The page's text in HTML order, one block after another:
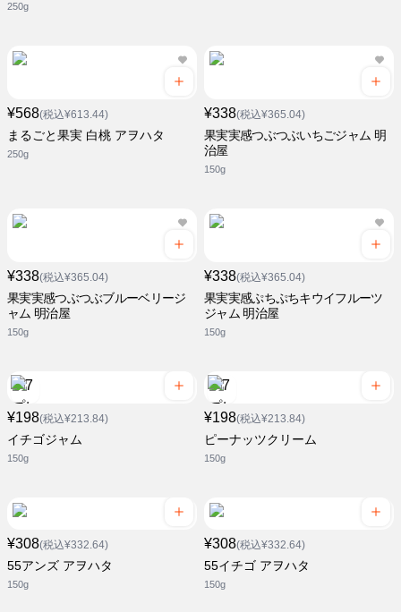
250g
¥568(税込¥613.44)
まるごと果実 白桃 アヲハタ
250g
¥338(税込¥365.04)
果実実感つぶつぶいちごジャム 明
治屋
150g
¥338(税込¥365.04)
果実実感つぶつぶブルーベリージ
ャム 明治屋
150g
¥338(税込¥365.04)
果実実感ぷちぷちキウイフルーツ
ジャム 明治屋
150g
¥198(税込¥213.84)
イチゴジャム
150g
¥198(税込¥213.84)
ピーナッツクリーム
150g
¥308(税込¥332.64)
55アンズ アヲハタ
150g
¥308(税込¥332.64)
55イチゴ アヲハタ
150g